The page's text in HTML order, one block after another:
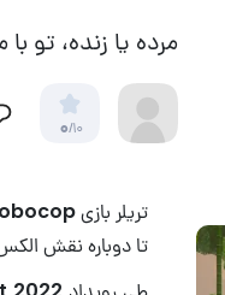
مرده یا زنده، تو
0/10
تریلر بازی
تا دوباره نقش